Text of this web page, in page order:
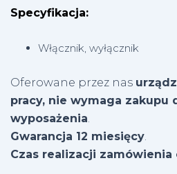
Specyfikacja:
Włącznik, wyłącznik
Oferowane przez nas
pracy, nie wymaga zakupu
wyposażenia.
Gwarancja 12 miesięcy.
Czas realizacji zamówienia